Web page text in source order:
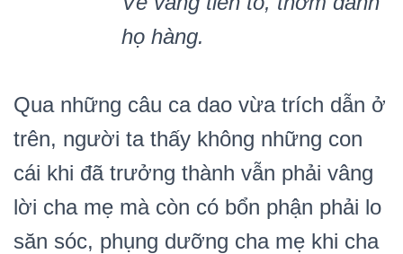
họ hàng.
Qua những câu ca dao vừa trích dẫn ở
trên, người ta thấy không những con
cái khi đã trưởng thành vẫn phải vâng
lời cha mẹ mà còn có bổn phận phải lo
săn sóc, phụng dưỡng cha mẹ khi cha